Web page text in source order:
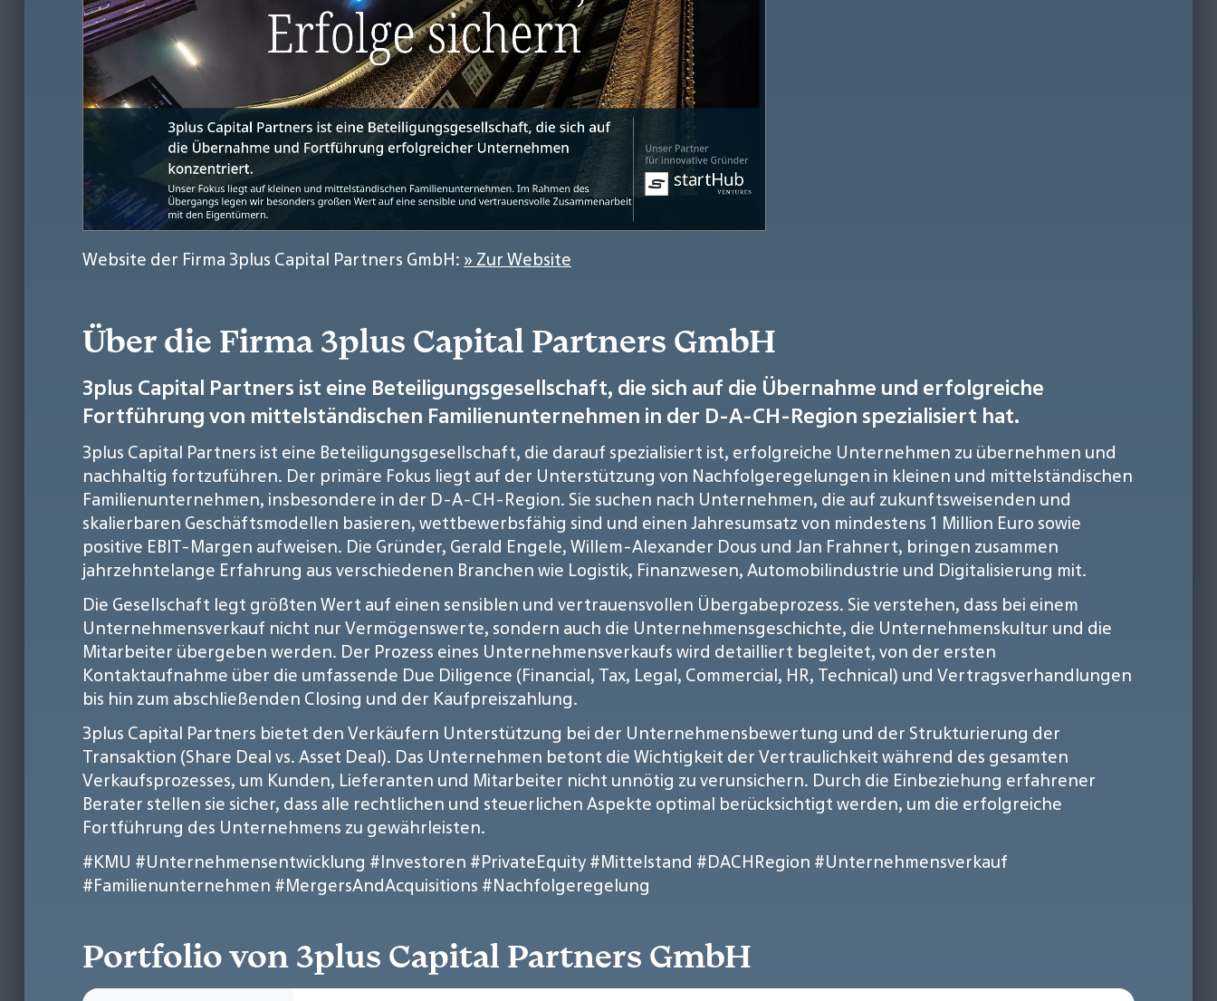
Website der Firma 3plus Capital Partners GmbH: » Zur Website
Über die Firma 3plus Capital Partners GmbH
3plus Capital Partners ist eine Beteiligungsgesellschaft, die sich auf die Übernahme und erfolgreiche
Fortführung von mittelständischen Familienunternehmen in der D-A-CH-Region spezialisiert hat.
3plus Capital Partners ist eine Beteiligungsgesellschaft, die darauf spezialisiert ist, erfolgreiche Unternehmen zu übernehmen und
nachhaltig fortzuführen. Der primäre Fokus liegt auf der Unterstützung von Nachfolgeregelungen in kleinen und mittelständischen
Familienunternehmen, insbesondere in der D-A-CH-Region. Sie suchen nach Unternehmen, die auf zukunftsweisenden und
skalierbaren Geschäftsmodellen basieren, wettbewerbsfähig sind und einen Jahresumsatz von mindestens 1 Million Euro sowie
positive EBIT-Margen aufweisen. Die Gründer, Gerald Engele, Willem-Alexander Dous und Jan Frahnert, bringen zusammen
jahrzehntelange Erfahrung aus verschiedenen Branchen wie Logistik, Finanzwesen, Automobilindustrie und Digitalisierung mit.
Die Gesellschaft legt größten Wert auf einen sensiblen und vertrauensvollen Übergabeprozess. Sie verstehen, dass bei einem
Unternehmensverkauf nicht nur Vermögenswerte, sondern auch die Unternehmensgeschichte, die Unternehmenskultur und die
Mitarbeiter übergeben werden. Der Prozess eines Unternehmensverkaufs wird detailliert begleitet, von der ersten
Kontaktaufnahme über die umfassende Due Diligence (Financial, Tax, Legal, Commercial, HR, Technical) und Vertragsverhandlungen
bis hin zum abschließenden Closing und der Kaufpreiszahlung.
3plus Capital Partners bietet den Verkäufern Unterstützung bei der Unternehmensbewertung und der Strukturierung der
Transaktion (Share Deal vs. Asset Deal). Das Unternehmen betont die Wichtigkeit der Vertraulichkeit während des gesamten
Verkaufsprozesses, um Kunden, Lieferanten und Mitarbeiter nicht unnötig zu verunsichern. Durch die Einbeziehung erfahrener
Berater stellen sie sicher, dass alle rechtlichen und steuerlichen Aspekte optimal berücksichtigt werden, um die erfolgreiche
Fortführung des Unternehmens zu gewährleisten.
#KMU #Unternehmensentwicklung #Investoren #PrivateEquity#Mittelstand #DACHRegion #Unternehmensverkauf
#Familienunternehmen #MergersAndAcquisitions #Nachfolgeregelung
Portfolio von 3plus Capital Partners GmbH